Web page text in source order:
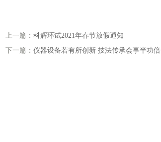
上一篇： 科辉环试2021年春节放假通知
下一篇： 仪器设备若有所创新 技法传承会事半功倍